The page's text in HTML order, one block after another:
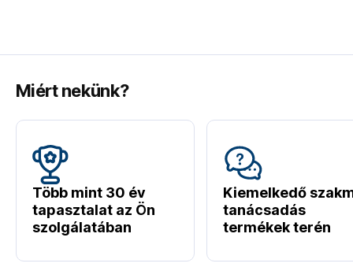
Miért nekünk?
Több mint 30 év
tapasztalat az Ön
szolgálatában
Kiemelkedő
tanácsadás
termékek terén